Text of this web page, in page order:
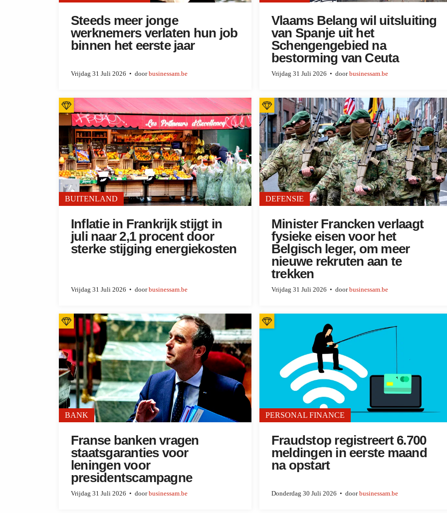
Steeds meer jonge
werknemers verlaten hun job
binnen het eerste jaar
Vrijdag 31 Juli 2026 doorbusinessam.be
Vlaams Belang wil uitsluiting
van Spanje uit het
Schengengebied na
bestorming van Ceuta
Vrijdag 31 Juli 2026 doorbusinessam.be
BUITENLAND
Inflatie in Frankrijk stijgt in
juli naar 2,1 procent door
sterke stijging energiekosten
Vrijdag 31 Juli 2026 doorbusinessam.be
DEFENSIE
Minister Francken verlaagt
fysieke eisen voor het
Belgisch leger, om meer
nieuwe rekruten aan te
trekken
Vrijdag 31 Juli 2026 doorbusinessam.be
BANK
Franse banken vragen
staatsgaranties voor
leningen voor
presidentscampagne
Vrijdag 31 Juli 2026 doorbusinessam.be
PERSONAL FINANCE
Fraudstop registreert 6.700
meldingen in eerste maand
na opstart
Donderdag 30 Juli 2026 doorbusinessam.be